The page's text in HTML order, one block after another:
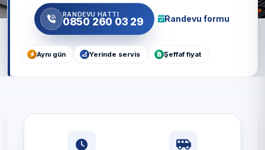
RANDEVU HATTI
0850 260 03 29 Randevu formu
Aynı gün Yerinde servis Şeffaf fiyat